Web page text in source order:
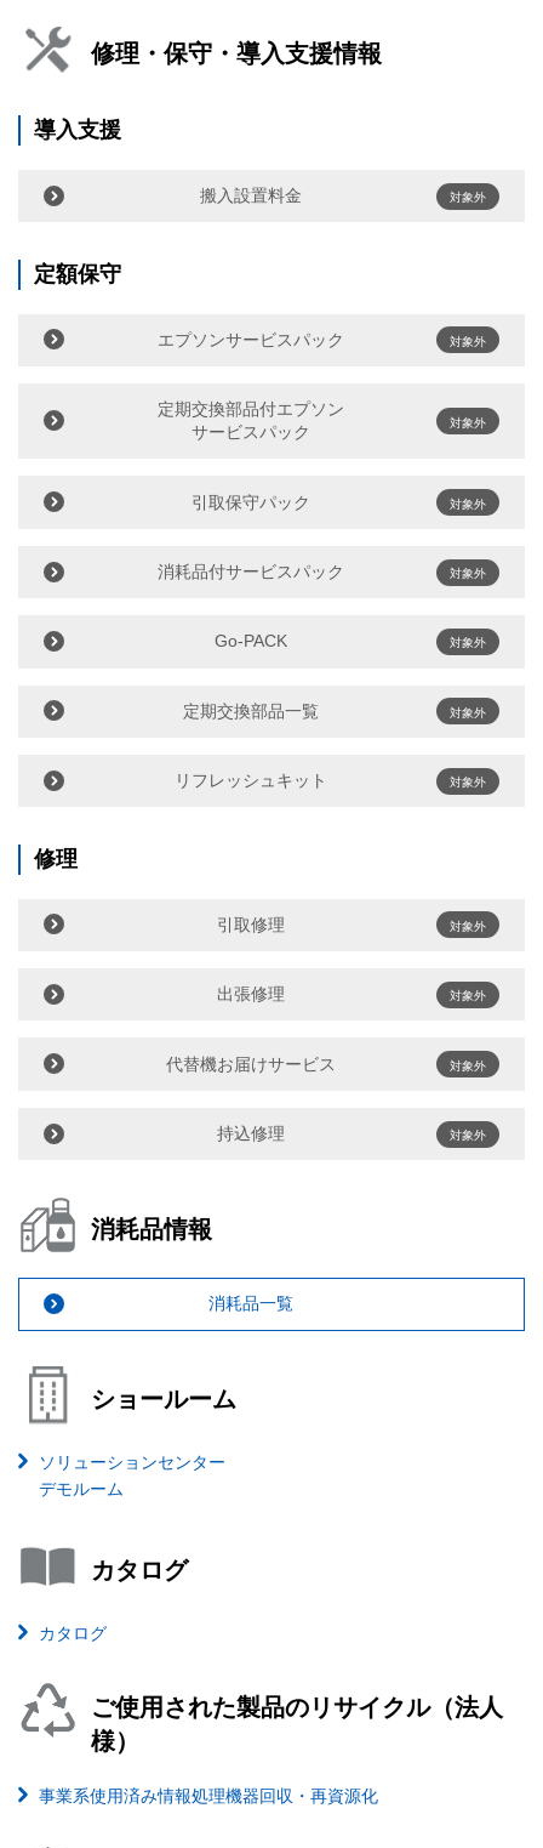
修理・保守・導入支援情報
導入支援
搬入設置料金 対象外
定額保守
エプソンサービスパック 対象外
定期交換部品付エプソン
サービスパック
対象外
引取保守パック 対象外
消耗品付サービスパック 対象外
Go-PACK 対象外
定期交換部品一覧 対象外
リフレッシュキット 対象外
修理
引取修理 対象外
出張修理 対象外
代替機お届けサービス 対象外
持込修理 対象外
消耗品情報
消耗品一覧
ショールーム
ソリューションセンター
デモルーム
カタログ
カタログ
ご使用された製品のリサイクル（法人
様）
事業系使用済み情報処理機器回収・再資源化